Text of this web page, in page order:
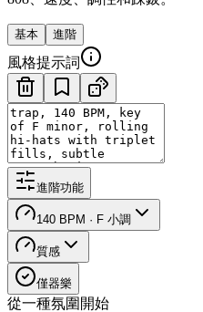
基本 進階
風格提示詞
進階功能
140 BPM · F 小調
質感
僅器樂
從一種氛圍開始